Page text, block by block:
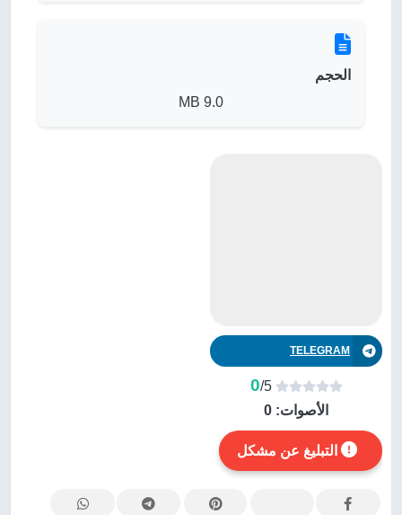
الحجم
9.0 MB
TELEGRAM
0/5
الأصوات: 0
التبليغ عن مشكل